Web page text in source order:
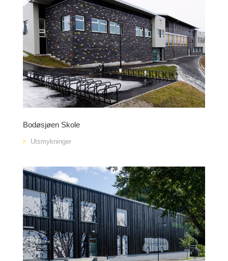
Bodøsjøen Skole
Utsmykninger